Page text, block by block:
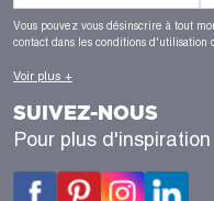
Vous pouvez vous désinscrire à tout
contact dans les conditions d'utilisation
Voir plus +
SUIVEZ-NOUS
Pour plus d'inspiration